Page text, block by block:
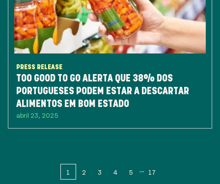
PRESS RELEASE
TOO GOOD TO GO ALERTA QUE 38% DOS
PORTUGUESES PODEM ESTAR A DESCARTAR
ALIMENTOS EM BOM ESTADO
abril 23, 2025
1 2 3 4 5 17